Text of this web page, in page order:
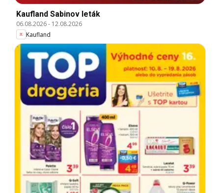
Kaufland Sabinov leták
06.08.2026- 12.08.2026
Kaufland